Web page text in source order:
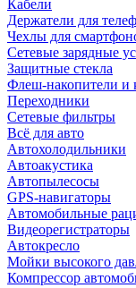
Кабели
Держатели для
Чехлы для
Сетевые зарядные
Защитные стекла
Флеш-накопители и
Переходники
Сетевые фильтры
Всё для авто
Автохолодильники
Автоакустика
Автопылесосы
GPS-навигаторы
Автомобильные
Видеорегистраторы
Автокресло
Мойки высокого
Компрессор